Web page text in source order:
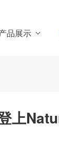
品展示
上